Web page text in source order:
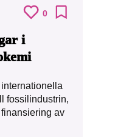
0
i
fossilindustrin,
av